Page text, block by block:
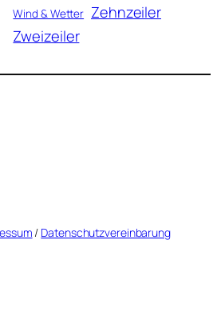
Wind & Wetter Zehnzeiler
Zweizeiler
/ Datenschutzvereinbarung